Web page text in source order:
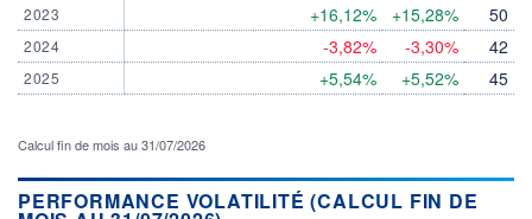
04/08 05/08 07/08
13,2080
CLÔTURE VEILLE
13,3500
2023
2024
2025
+16,12%
-3,82%
+5,54%
+15,28%
-3,30%
+5,52%
50
42
45
Calcul fin de mois au 31/07/2026
PERFORMANCE VOLATILITÉ (CALCUL FIN DE